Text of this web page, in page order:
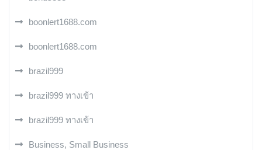
boonlert1688.com
boonlert1688.com
brazil999
brazil999 ทางเข้า
brazil999 ทางเข้า
Business, Small Business